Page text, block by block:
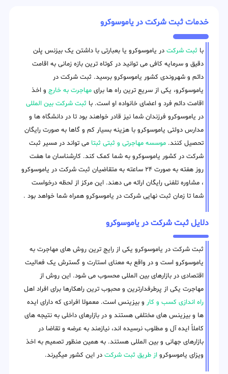
خدمات ثبت شرکت در یاموسوکرو
با ثبت شرکت در یاموسوکرو یا بعبارتی با داشتن یک بیزنس پلن
دقیق و سرمایه کافی می توانید در کوتاه ترین بازه زمانی به اقامت
دائم و شهروندی کشور یاموسوکرو برسید. ثبت شرکت در
یاموسوکرو، یکی از سریع ترین راه ها برای مهاجرت به خارج و اخذ
اقامت دائم فرد و اعضای خانواده او است. با ثبت شرکت بین المللی
در یاموسوکرو فرزندان شما نیز قادر خواهند بود تا در دانشگاه ها و
مدارس دولتی یاموسوکرو با هزینه بسیار کم و گاها به صورت رایگان
تحصیل کنند. موسسه مهاجرتی و ثبتی ثبتا می تواند در مسیر ثبت
شرکت در کشور یاموسوکرو به شما کمک کند. کارشناسان ما هفت
روز هفته به صورت ۲۴ ساعته به متقاضیان ثبت شرکت در یاموسوکرو
، مشاوره تلفنی رایگان ارائه می دهند. این مرکز از لحظه درخواست
شما تا زمان ثبت نهایی شرکت در یاموسوکرو همراه شما خواهد بود .
دلایل ثبت شرکت در یاموسوکرو
ثبت شرکت در یاموسوکرو یکی از رایج ترین روش های مهاجرت به
یاموسوکرو است و در واقع به معنای استارت و گسترش یک فعالیت
اقتصادی در بازارهای بین المللی محسوب می شود. این روش از
مهاجرت یکی از پرطرفدارترین و محبوب ترین راهکارها برای افراد اهل
راه اندازی کسب و کار و بیزینس است. معمولا افرادی که دارای ایده
ها و بیزینس های مختلفی هستند و در بازارهای داخلی به نتیجه های
کاملاً ایده آل و مطلوب نرسیده اند، نیازمند به عرضه و تقاضا در
بازارهای جهانی و بین المللی هستند. به همین منظور تصمیم به اخذ
ویزای یاموسوکرو از طریق ثبت شرکت در این کشور میگیرند.